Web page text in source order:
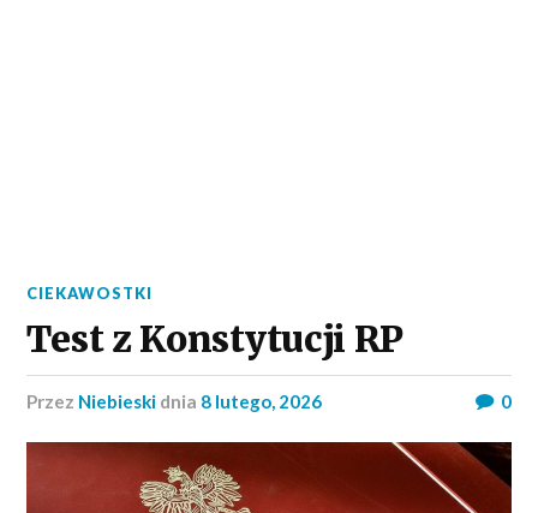
CIEKAWOSTKI
Test z Konstytucji RP
przez Niebieski dnia 8 lutego, 2026 0